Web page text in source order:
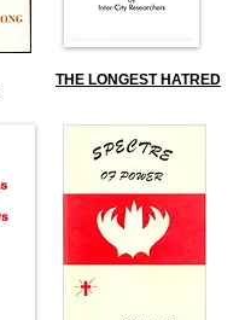
THE LONGEST HATRED